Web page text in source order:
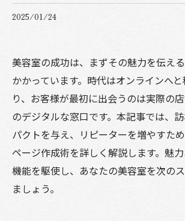
2025/01/24
美容室の成功は、まずその魅力を伝え
かかっています。時代はオンラインへ
り、お客様が最初に出会うのは実際の
のデジタルな窓口です。本記事では、
パクトを与え、リピーターを増やすた
ページ作成術を詳しく解説します。魅
機能を駆使し、あなたの美容室を次の
ましょう。